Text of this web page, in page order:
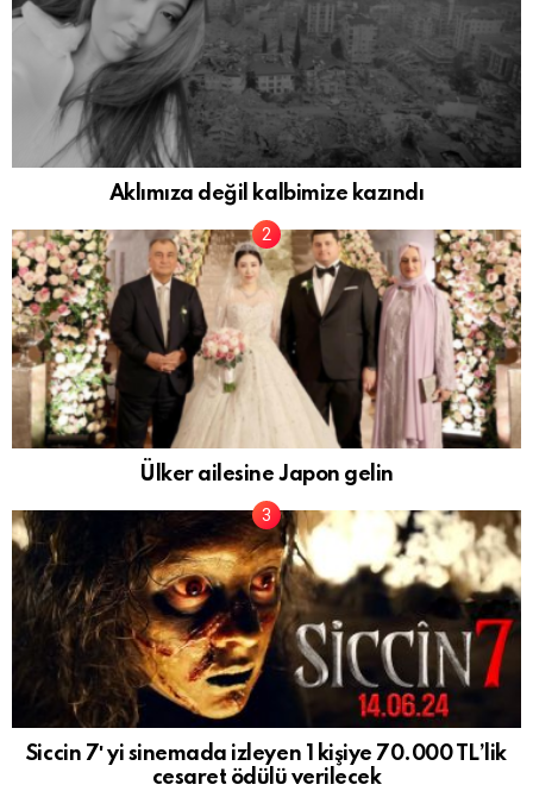
Aklımıza değil kalbimize kazındı
Ülker ailesine Japon gelin
Siccin 7′ yi sinemada izleyen 1 kişiye 70.000 TL’lik
cesaret ödülü verilecek